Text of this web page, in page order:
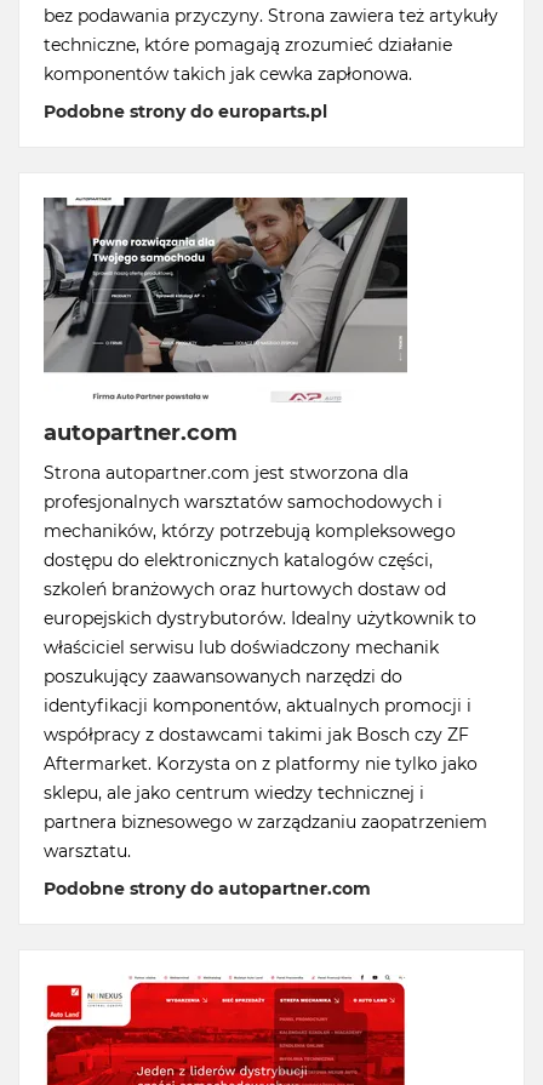
bez podawania przyczyny. Strona zawiera też artykuły
techniczne, które pomagają zrozumieć działanie
komponentów takich jak cewka zapłonowa.
Podobne strony do europarts.pl
autopartner.com
Strona autopartner.com jest stworzona dla
profesjonalnych warsztatów samochodowych i
mechaników, którzy potrzebują kompleksowego
dostępu do elektronicznych katalogów części,
szkoleń branżowych oraz hurtowych dostaw od
europejskich dystrybutorów. Idealny użytkownik to
właściciel serwisu lub doświadczony mechanik
poszukujący zaawansowanych narzędzi do
identyfikacji komponentów, aktualnych promocji i
współpracy z dostawcami takimi jak Bosch czy ZF
Aftermarket. Korzysta on z platformy nie tylko jako
sklepu, ale jako centrum wiedzy technicznej i
partnera biznesowego w zarządzaniu zaopatrzeniem
warsztatu.
Podobne strony do autopartner.com